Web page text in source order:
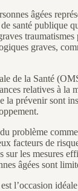
âgées
santé publique
graves,
de la Santé
relatives à la
la prévenir sont
problème
facteurs de
sur les mesures
âgées sont
l’occasion